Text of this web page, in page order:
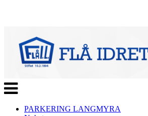
Veksle
navigasjon
PARKERING LANGMYRA